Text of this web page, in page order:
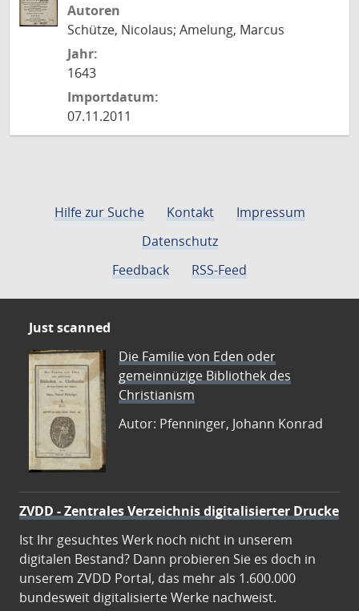
Autoren
Schütze, Nicolaus; Amelung, Marcus
Jahr:
1643
Importdatum:
07.11.2011
Hilfe zur Suche Kontakt
Impressum
Datenschutz
Feedback
RSS-Feed
Just scanned
Die Familie von Eden oder
gemeinnüzige Bibliothek des
Christianism
Autor: Pfenninger, Johann Konrad
ZVDD - Zentrales Verzeichnis digitalisierter Drucke
Ist Ihr gesuchtes Werk noch nicht in unserem
digitalen Bestand? Dann probieren Sie es doch in
unserem ZVDD Portal, das mehr als 1.600.000
bundesweit digitalisierte Werke nachweist.